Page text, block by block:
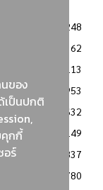
ของ
เป็นปกติ
กกี้
อร์
3248
2362
2113
1953
1632
1149
837
780